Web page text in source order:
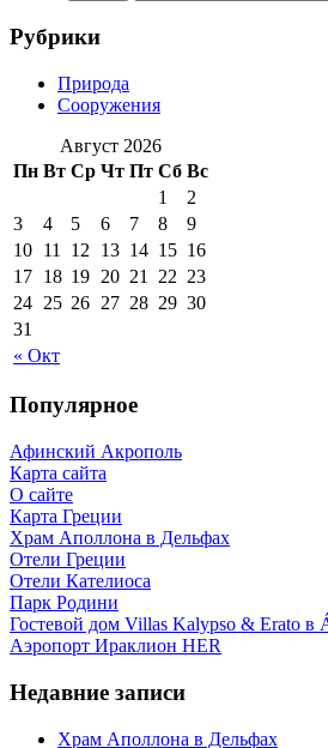
Рубрики
Природа
Сооружения
Август 2026
Пн Вт Ср Чт Пт Сб Вс
« Окт
1
2
3
4 5 6 7 8
9
10 11 12 13 14 15 16
17 18 19 20 21 22 23
24 25 26 27 28 29 30
31
Популярное
Афинский Акрополь
Карта сайта
О сайте
Карта Греции
Храм Аполлона в Дельфах
Отели Греции
Отели Кателиоса
Парк Родини
Гостевой дом Villas Kalypso & Erato в
Аэропорт Ираклион HER
Недавние записи
Храм Аполлона в Дельфах